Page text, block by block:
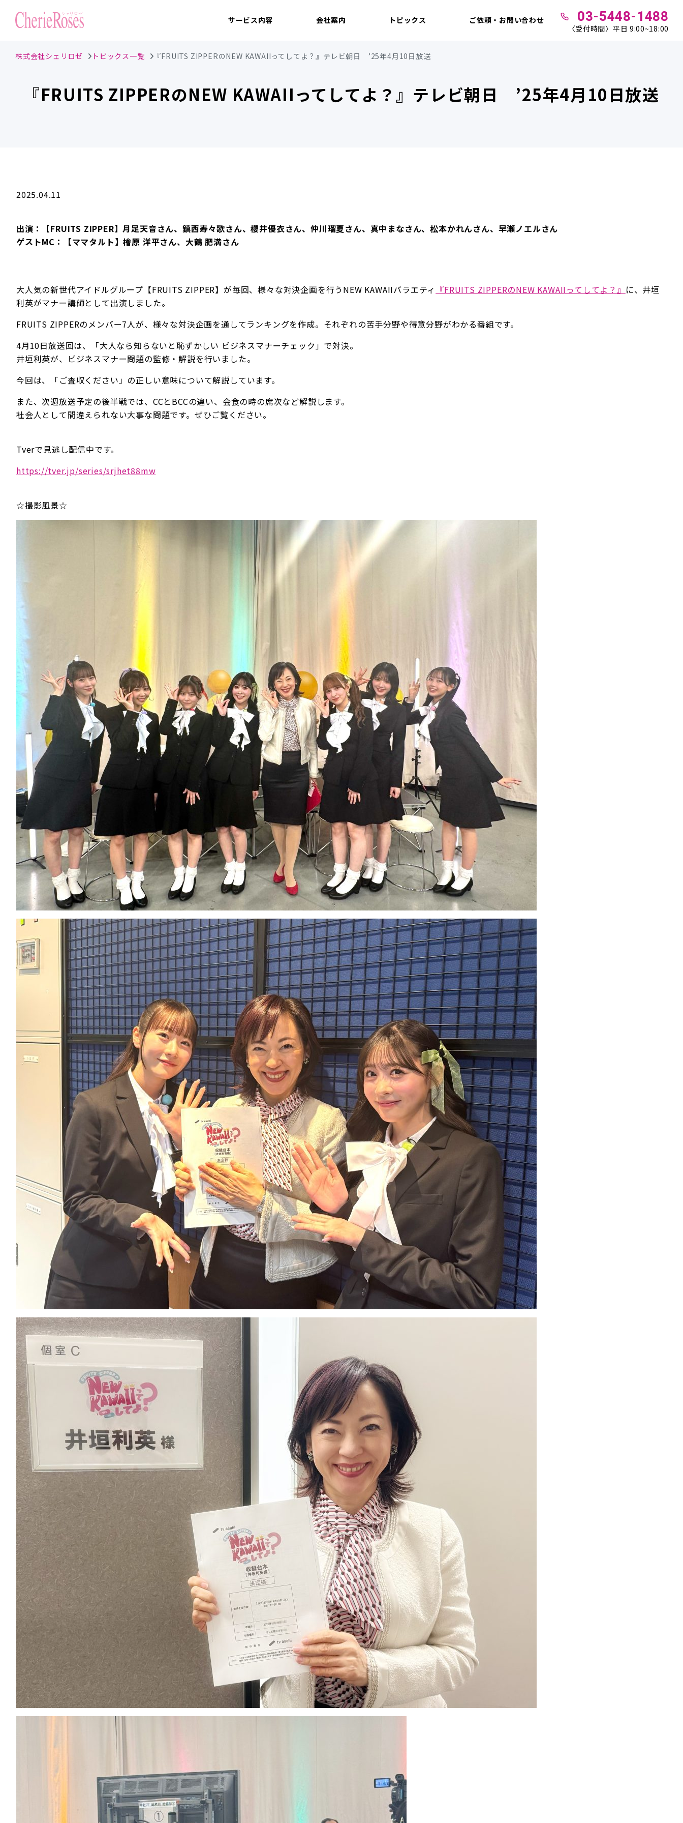
サービス内容 会社案内 トピックス ご依頼・お問い合わせ 03-5448-1488
〈受付時間〉平日 9:00~18:00
株式会社シェリロゼ トピックス一覧 『FRUITS ZIPPERのNEW KAWAIIってしてよ？』テレビ朝日 ’25年4月10日放送
『FRUITS ZIPPERのNEW KAWAIIってしてよ？』テレビ朝日 ’25年4月10日放送
2025.04.11
出演：【FRUITS ZIPPER】月足天音さん、鎮西寿々歌さん、櫻井優衣さん、仲川瑠夏さん、真中まなさん、松本かれんさん、早瀬ノエルさん
ゲストMC：【ママタルト】檜原 洋平さん、大鶴 肥満さん
大人気の新世代アイドルグループ【FRUITS ZIPPER】が毎回、様々な対決企画を行うNEW KAWAIIバラエティ 『FRUITS ZIPPERのNEW KAWAIIってしてよ？』 に、井垣
利英がマナー講師として出演しました。
FRUITS ZIPPERのメンバー7人が、様々な対決企画を通してランキングを作成。それぞれの苦手分野や得意分野がわかる番組です。
4月10日放送回は、「大人なら知らないと恥ずかしい ビジネスマナーチェック」で対決。
井垣利英が、ビジネスマナー問題の監修・解説を行いました。
今回は、「ご査収ください」の正しい意味について解説しています。
また、次週放送予定の後半戦では、CCとBCCの違い、会食の時の席次など解説します。
社会人として間違えられない大事な問題です。ぜひご覧ください。
Tverで見逃し配信中です。
https://tver.jp/series/srjhet88mw
☆撮影風景☆